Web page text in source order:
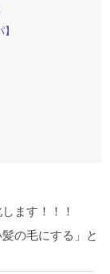
ます！！！
の毛にする」と